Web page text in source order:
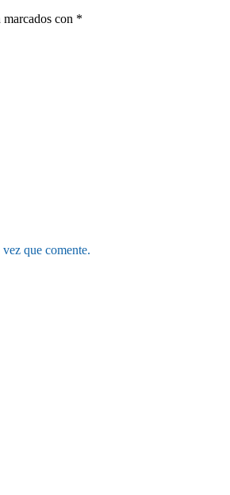
con *
que comente.